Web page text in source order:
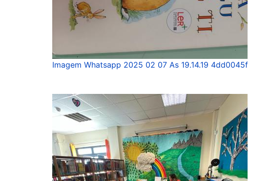
Imagem Whatsapp 2025 02 07 As 19.14.19 4dd0045f